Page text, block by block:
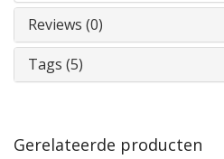
Reviews (0)
Tags (5)
Gerelateerde producten